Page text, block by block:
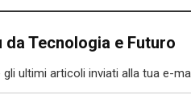
da Tecnologia e Futuro
ultimi articoli inviati alla tua e-